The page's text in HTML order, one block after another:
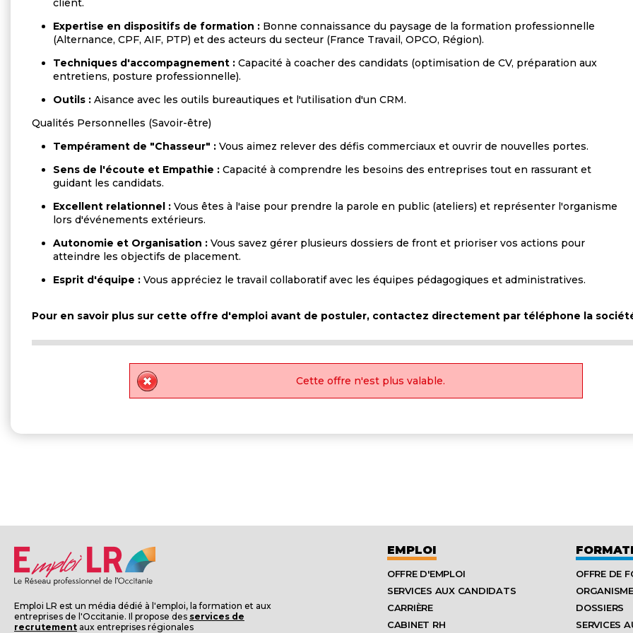
client.
Expertise en dispositifs de formation : Bonne connaissance du paysage de la formation professionnelle
(Alternance, CPF, AIF, PTP) et des acteurs du secteur (France Travail, OPCO, Région).
Techniques d'accompagnement : Capacité à coacher des candidats (optimisation de CV, préparation aux
entretiens, posture professionnelle).
Outils : Aisance avec les outils bureautiques et l'utilisation d'un CRM.
Qualités Personnelles (Savoir-être)
Tempérament de "Chasseur" : Vous aimez relever des défis commerciaux et ouvrir de nouvelles portes.
Sens de l'écoute et Empathie : Capacité à comprendre les besoins des entreprises tout en rassurant et
guidant les candidats.
Excellent relationnel : Vous êtes à l'aise pour prendre la parole en public (ateliers) et représenter l'organisme
lors d'événements extérieurs.
Autonomie et Organisation : Vous savez gérer plusieurs dossiers de front et prioriser vos actions pour
atteindre les objectifs de placement.
Esprit d'équipe : Vous appréciez le travail collaboratif avec les équipes pédagogiques et administratives.
Pour en savoir plus sur cette offre d'emploi avant de postuler, contactez directement par téléphone la
Cette offre n'est plus valable.
Emploi LR est un média dédié à l'emploi, la formation et aux
entreprises de l'Occitanie. Il propose des services de
recrutement aux entreprises régionales
EMPLOI
OFFRE D'EMPLOI
SERVICES AUX CANDIDATS
CARRIÈRE
CABINET RH
OFFRE DE
DOSSIERS
SERVICES